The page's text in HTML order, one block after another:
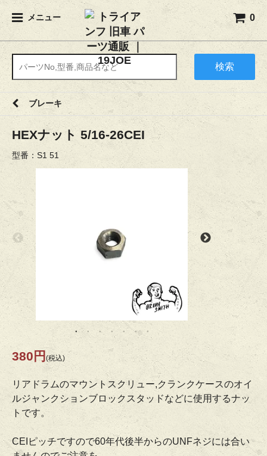
メニュー 0
検索
ブレーキ
HEXナット 5/16-26CEI
型番：S1 51
380円 (税込)
リアドラムのマウントスクリュー,クランクケースのオイ
ルジャンクションブロックスタッドなどに使用するナッ
トです。
CEIピッチですので60年代後半からのUNFネジには合い